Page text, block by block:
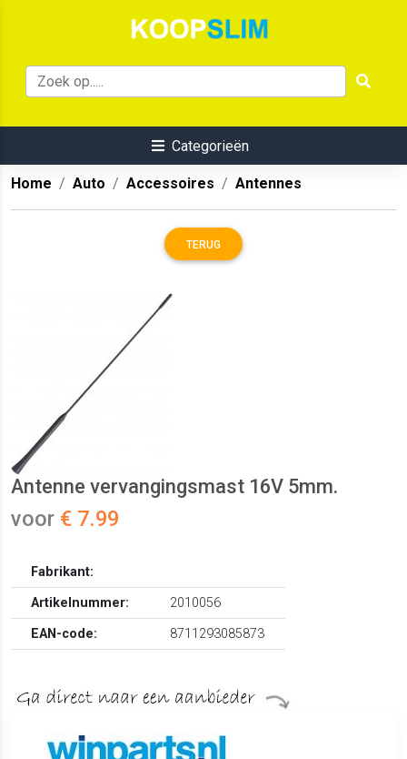
Categorieën
Home Auto Accessoires Antennes
TERUG
Antenne vervangingsmast 16V 5mm.
voor € 7.99
Fabrikant:
Artikelnummer:
2010056
EAN-code:
8711293085873